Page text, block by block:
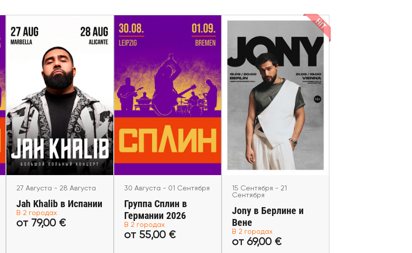
27 Августа - 28 Августа
Jah Khalib в Испании
Marbella, Alicante
от 79,00 €
27 Августа - 28 Августа
Jah Khalib в Испании
В 2 городах
от 79,00 €
30 Августа - 01 Сентября
Группа Сплин в
Германии 2026
Leipzig, Bremen
от 55,00 €
Купить билеты
30 Августа - 01 Сентября
Группа Сплин в
Германии 2026
В 2 городах
от 55,00 €
15 Сентября - 21 Сентября
Jony в Берлине и Вене
Berlin, Wien
от 69,00 €
Купить билеты
15 Сентября - 21
Сентября
Jony в Берлине и
Вене
В 2 городах
от 69,00 €